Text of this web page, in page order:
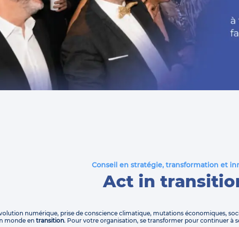
Conseil en stratégie, transformation et
Act in
numérique, prise de conscience climatique, mutations économiques,
monde entransition. Pour votre organisation, se transformer pour continuer à